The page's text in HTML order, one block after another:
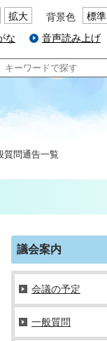
拡大 背景色 標準
な
音声読み上げ
問通告一覧
議会案内
会議の予定
一般質問